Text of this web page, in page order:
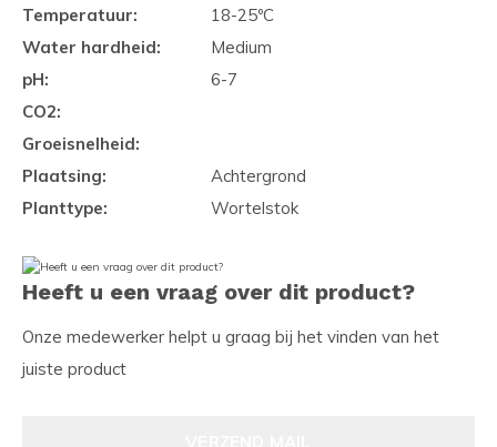
Temperatuur:
18-25ºC
Water hardheid:
Medium
pH:
6-7
CO2:
Groeisnelheid:
Plaatsing:
Achtergrond
Planttype:
Wortelstok
Heeft u een vraag over dit product?
Onze medewerker helpt u graag bij het vinden van het
juiste product